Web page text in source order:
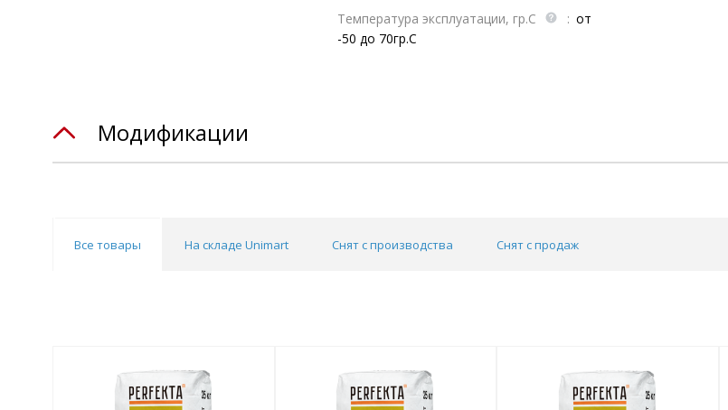
Температура эксплуатации, гр.С
: от
-50 до 70гр.С
Модификации
Все товары На складе Unimart Снят с производства Снят с продаж